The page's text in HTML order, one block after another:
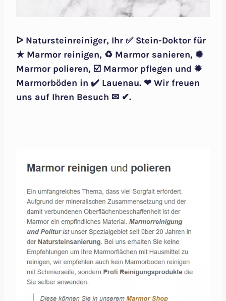
ᐅ Natursteinreiniger, Ihr ✅ Stein-Doktor für
★ Marmor reinigen, ♻ Marmor sanieren, ✺
Marmor polieren, ☑️ Marmor pflegen und ✹
Marmorböden in ✔️ Lauenau. ❤ Wir freuen
uns auf Ihren Besuch ✉ ✔.